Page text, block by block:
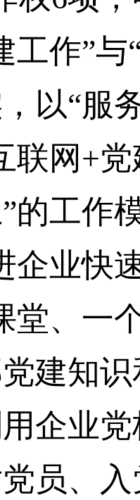
工作”
以“服
联网+
的工作
企业快
、一个
建知
企业
员、